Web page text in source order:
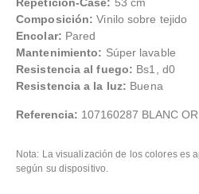
Composición: Vinilo sobre tejido
Encolar: Pared
Mantenimiento: Súper lavable
Resistencia al fuego: Bs1, d0
Resistencia a la luz: Buena
Referencia: 107160287 BLANC OR
Nota: La visualización de los colores es
según su dispositivo.